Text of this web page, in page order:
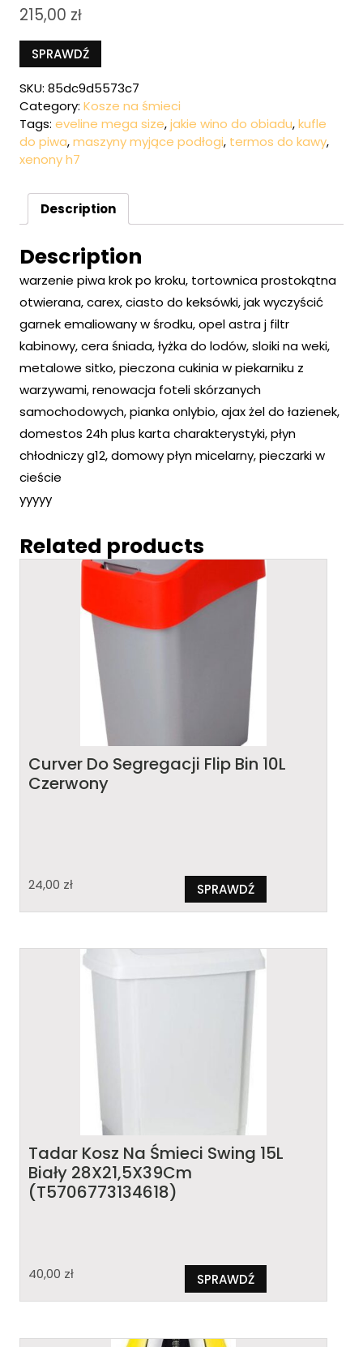
215,00 zł
SPRAWDŹ
SKU: 85dc9d5573c7
Category: Kosze na śmieci
Tags: eveline mega size,jakie wino do obiadu,kufle
do piwa,maszyny myjące podłogi, termos do kawy,
xenony h7
Description
Description
warzenie piwa krok po kroku, tortownica prostokątna
otwierana, carex, ciasto do keksówki, jak wyczyścić
garnek emaliowany w środku, opel astra j filtr
kabinowy, cera śniada, łyżka do lodów, sloiki na weki,
metalowe sitko, pieczona cukinia w piekarniku z
warzywami, renowacja foteli skórzanych
samochodowych, pianka onlybio, ajax żel do łazienek,
domestos 24h plus karta charakterystyki, płyn
chłodniczy g12, domowy płyn micelarny, pieczarki w
cieście
yyyyy
Related products
Curver Do Segregacji Flip Bin 10L
Czerwony
24,00 zł SPRAWDŹ
Tadar Kosz Na Śmieci Swing 15L
Biały 28X21,5X39Cm
(T5706773134618)
40,00 zł SPRAWDŹ